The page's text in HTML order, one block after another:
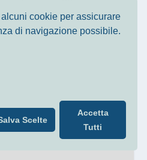
,esplorare,
attivi, regolari e
e nel codice genetico di
di Ilaria
Ora è dormiente e
solo esposta al caldo
–mondiale
cookie per assicurare
di navigazione possibile.
Scelte
Accetta
Tutti